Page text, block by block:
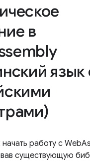
в
язык
начать работу с
существующую